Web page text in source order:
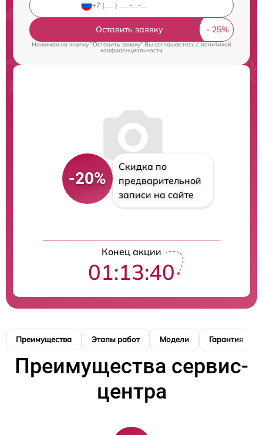
Оставить заявку
Нажимая на кнопку "Оставить заявку" Вы соглашаетесь cполитикой
конфиденциальности
-20%
Скидка по
предварительной
записи на сайте
Конец акции
01:13:39
Преимущества Этапы работ Модели Гарантия
Преимущества сервис-
центра